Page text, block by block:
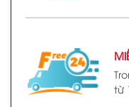
từ